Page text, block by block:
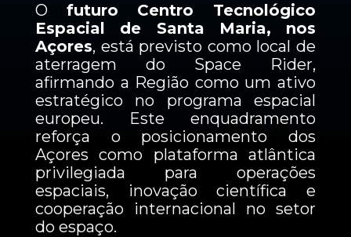
O futuro Centro Tecnológico
Espacial de Santa Maria, nos
Açores, está previsto como local de
aterragem do Space Rider,
afirmando a Região como um ativo
estratégico no programa espacial
europeu. Este enquadramento
reforça o posicionamento dos
Açores como plataforma atlântica
privilegiada para operações
espaciais, inovação científica e
cooperação internacional no setor
do espaço.